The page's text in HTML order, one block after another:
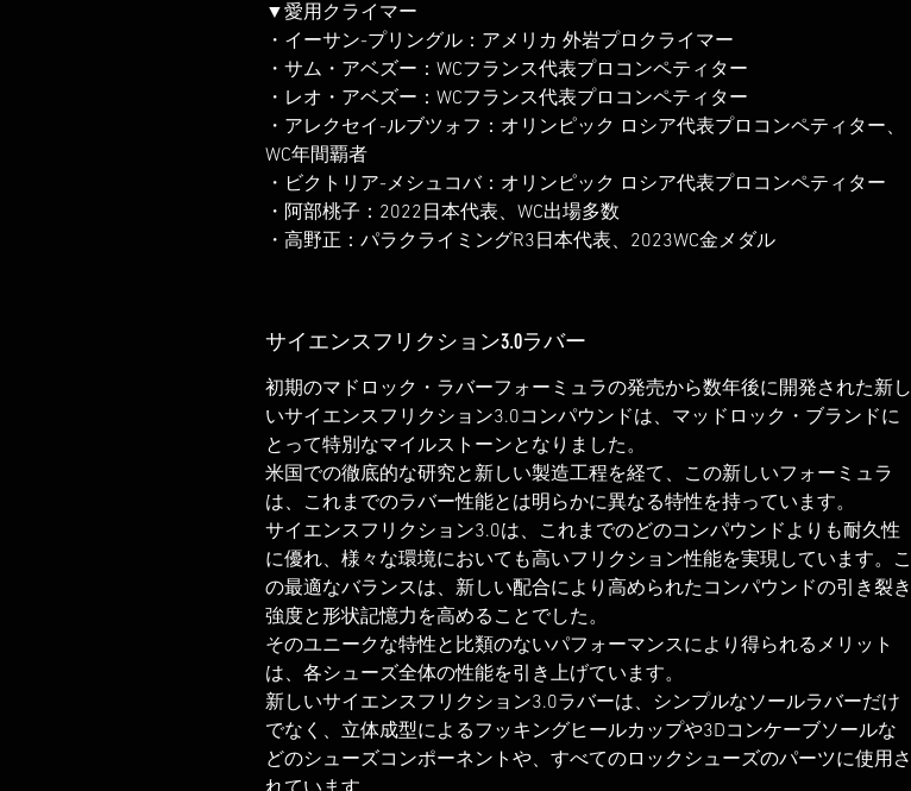
▼愛用クライマー
・イーサン-プリングル：アメリカ 外岩プロクライマー
・サム・アベズー：WCフランス代表プロコンペティター
・レオ・アベズー：WCフランス代表プロコンペティター
・アレクセイ-ルブツォフ：オリンピック ロシア代表プロコンペティター、
WC年間覇者
・ビクトリア-メシュコバ：オリンピック ロシア代表プロコンペティター
・阿部桃子：2022日本代表、WC出場多数
・高野正：パラクライミングR3日本代表、2023WC金メダル
サイエンスフリクション3.0ラバー
初期のマドロック・ラバーフォーミュラの発売から数年後に開発された新し
いサイエンスフリクション3.0コンパウンドは、マッドロック・ブランドに
とって特別なマイルストーンとなりました。
米国での徹底的な研究と新しい製造工程を経て、この新しいフォーミュラ
は、これまでのラバー性能とは明らかに異なる特性を持っています。
サイエンスフリクション3.0は、これまでのどのコンパウンドよりも耐久性
に優れ、様々な環境においても高いフリクション性能を実現しています。こ
の最適なバランスは、新しい配合により高められたコンパウンドの引き裂き
強度と形状記憶力を高めることでした。
そのユニークな特性と比類のないパフォーマンスにより得られるメリット
は、各シューズ全体の性能を引き上げています。
新しいサイエンスフリクション3.0ラバーは、シンプルなソールラバーだけ
でなく、立体成型によるフッキングヒールカップや3Dコンケーブソールな
どのシューズコンポーネントや、すべてのロックシューズのパーツに使用さ